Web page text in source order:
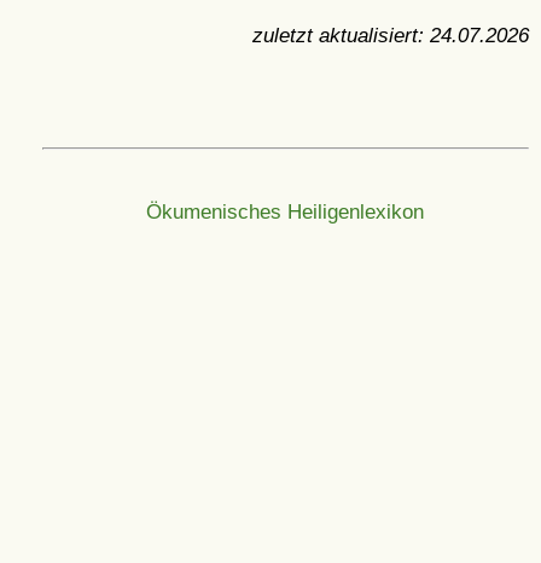
zuletzt aktualisiert: 24.07.2026
Ökumenisches Heiligenlexikon